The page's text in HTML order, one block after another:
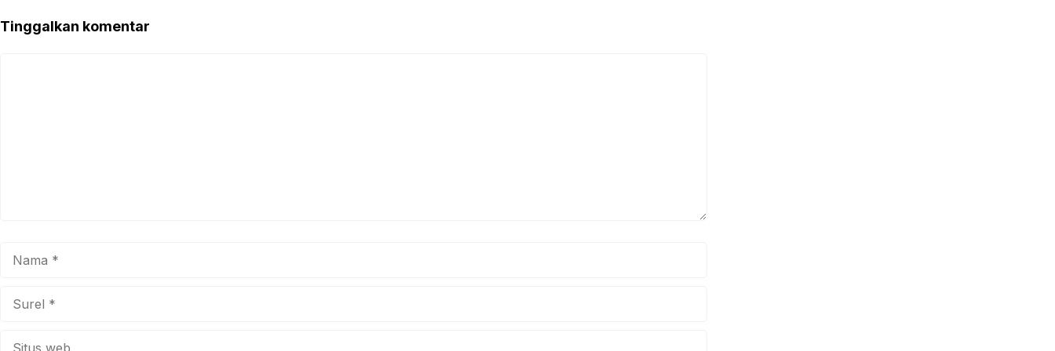
Tinggalkan komentar